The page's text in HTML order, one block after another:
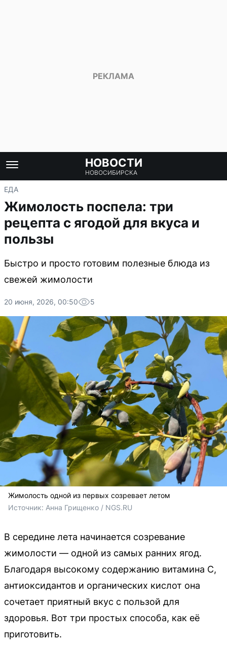
НОВОСТИ
НОВОСИБИРСКА
ЕДА
Жимолость поспела: три
рецепта с ягодой для вкуса и
пользы
Быстро и просто готовим полезные блюда из
свежей жимолости
20 июня, 2026, 00:50 5
Жимолость одной из первых созревает летом
Источник: Анна Грищенко / NGS.RU
В середине лета начинается созревание
жимолости — одной из самых ранних ягод.
Благодаря высокому содержанию витамина C,
антиоксидантов и органических кислот она
сочетает приятный вкус с пользой для
здоровья. Вот три простых способа, как её
приготовить.